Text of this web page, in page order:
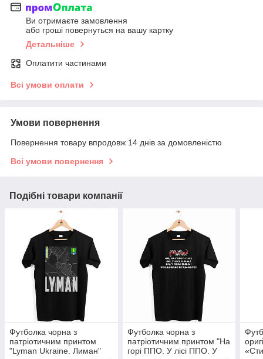
Ви отримаєте замовлення
або гроші повернуться на вашу картку
Детальніше
Оплатити частинами
Всі умови оплати
Умови повернення
Повернення товару впродовж 14 днів за домовленістю
Всі умови повернення
Подібні товари компанії
Футболка чорна з
патріотичним принтом
"Lyman Ukraine. Лиман"
Футболка чорна з
патріотичним принтом "На
горі ППО. У лісі ППО. У